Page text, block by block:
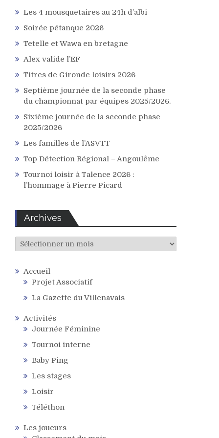
Les 4 mousquetaires au 24h d’albi
Soirée pétanque 2026
Tetelle et Wawa en bretagne
Alex valide l’EF
Titres de Gironde loisirs 2026
Septième journée de la seconde phase
du championnat par équipes 2025/2026.
Sixième journée de la seconde phase
2025/2026
Les familles de l’ASVTT
Top Détection Régional – Angoulême
Tournoi loisir à Talence 2026 :
l’hommage à Pierre Picard
Archives
Archives
Accueil
Projet Associatif
La Gazette du Villenavais
Activités
Journée Féminine
Tournoi interne
Baby Ping
Les stages
Loisir
Téléthon
Les joueurs